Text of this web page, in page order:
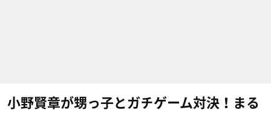
小野賢章が甥っ子とガチゲーム対決！まる